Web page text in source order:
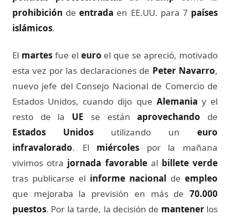
prohibición deentrada en EE.UU. para 7 países
islámicos.
El martesfue el euro el que se apreció, motivado
esta vez por las declaraciones de Peter Navarro,
nuevo jefe del Consejo Nacional de Comercio de
Estados Unidos, cuando dijo que Alemania y el
resto de la UE se estánaprovechando de
Estados Unidos utilizando un euro
infravalorado. El miércoles por la mañana
vivimos otra jornada favorableal billete verde
tras publicarse el informe nacional de empleo
que mejoraba la previsión en más de 70.000
puestos. Por la tarde, la decisión de mantenerlos